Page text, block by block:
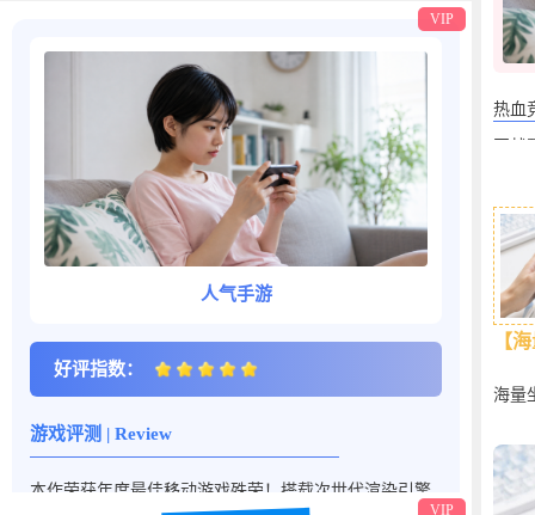
热血
商
人气手游
好评指数：
游戏评测 | Review
本作荣获年度最佳移动游戏殊荣！搭载次世代渲染引擎
VIP
【